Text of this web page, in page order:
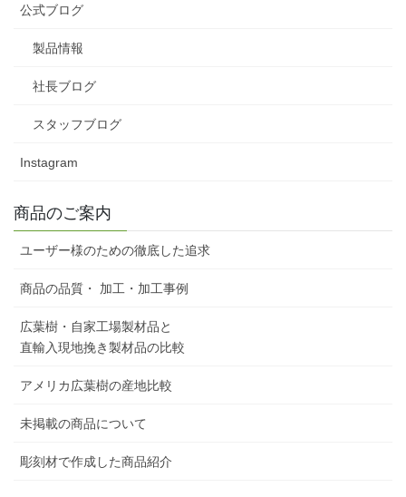
公式ブログ
製品情報
社長ブログ
スタッフブログ
Instagram
商品のご案内
ユーザー様のための徹底した追求
商品の品質・ 加工・加工事例
広葉樹・自家工場製材品と
直輸入現地挽き製材品の比較
アメリカ広葉樹の産地比較
未掲載の商品について
彫刻材で作成した商品紹介